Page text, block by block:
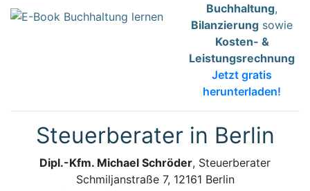
Buchhaltung,
Bilanzierung sowie
Kosten- &
Leistungsrechnung
Jetzt gratis
herunterladen!
Steuerberater in Berlin
Dipl.-Kfm. Michael Schröder, Steuerberater
Schmiljanstraße 7, 12161 Berlin